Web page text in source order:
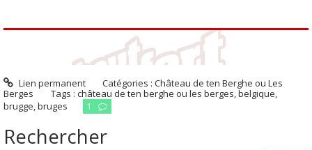
Lien permanent Catégories :Château de ten Berghe ou Les
Berges
Tags : château de ten berghe ou les berges,belgique,
brugge,bruges 1
Rechercher